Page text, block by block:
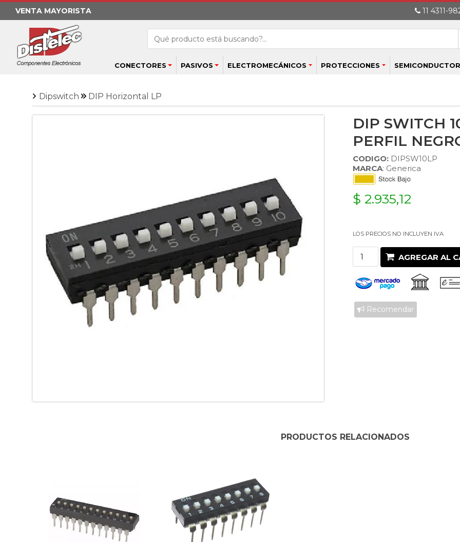
VENTA MAYORISTA 11 4311-
CONECTORES PASIVOS ELECTROMECÁNICOS PROTECCIONES
Dipswitch DIP Horizontal LP
DIP SWITCH
PERFIL
CODIGO: DIPSW10LP
MARCA: Generica
$ 2.935,12
LOS PRECIOS NO INCLUYEN IVA
AGREGAR AL
Recomendar
PRODUCTOS RELACIONADOS